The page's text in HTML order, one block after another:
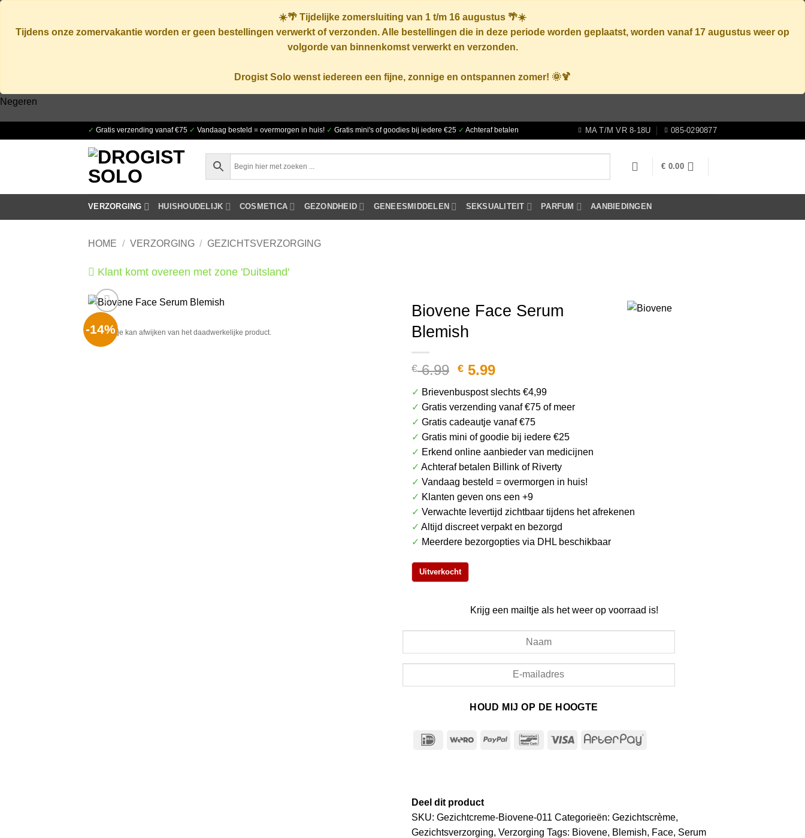
☀️🌴 Tijdelijke zomersluiting van 1 t/m 16 augustus 🌴☀️
Tijdens onze zomervakantie worden er geen bestellingen verwerkt of verzonden. Alle bestellingen die in deze periode worden geplaatst, worden vanaf 17 augustus weer op
volgorde van binnenkomst verwerkt en verzonden.
Drogist Solo wenst iedereen een fijne, zonnige en ontspannen zomer! 🌞🍹
Negeren
✓ Gratis verzending vanaf €75 ✓ Vandaag besteld = overmorgen in huis! ✓ Gratis mini's of goodies bij iedere €25 ✓ Achteraf betalen MA T/M VR 8-18U 085-0290877
€ 0.00
VERZORGING HUISHOUDELIJK COSMETICA GEZONDHEID GENEESMIDDELEN SEKSUALITEIT PARFUM AANBIEDINGEN
HOME / VERZORGING / GEZICHTSVERZORGING
Klant komt overeen met zone 'Duitsland'
-14%
Het plaatje kan afwijken van het daadwerkelijke product.
Het plaatje kan afwijken van het daadwerkelijke product.
Biovene Face Serum
Blemish
€6.99 Oorspronkelijke
was:
€ 6.99.
€ 5.99Huidige
is:
€ 5.99.
✓ Brievenbuspost slechts €4,99
✓ Gratis verzending vanaf €75 of meer
✓ Gratis cadeautje vanaf €75
✓ Gratis mini of goodie bij iedere €25
✓ Erkend online aanbieder van medicijnen
✓ Achteraf betalen Billink of Riverty
✓ Vandaag besteld = overmorgen in huis!
✓ Klanten geven ons een +9
✓ Verwachte levertijd zichtbaar tijdens het afrekenen
✓ Altijd discreet verpakt en bezorgd
✓ Meerdere bezorgopties via DHL beschikbaar
Uitverkocht
Krijg een mailtje als het weer op voorraad is!
HOUD MIJ OP DE HOOGTE
IDeal Wero PayPal Bancontact
Visa AfterPay
Deel dit product
SKU: Gezichtcreme-Biovene-011 Categorieën: Gezichtscrème,
Gezichtsverzorging, Verzorging Tags: Biovene, Blemish, Face, Serum